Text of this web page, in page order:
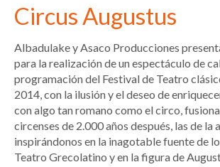
Circus Augustus
Albadulake y Asaco Producciones
para la realización de un espectáculo de
programación del Festival de Teatro
2014, con la ilusión y el deseo de
con algo tan romano como el circo,
circenses de 2.000 años después, las de la
inspirándonos en la inagotable fuente de
Teatro Grecolatino y en la figura de